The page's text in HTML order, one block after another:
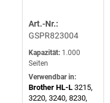
Art.-Nr.:
GSPR823004
Kapazität: 1.000
Seiten
Verwendbar in:
Brother HL-L 3215,
3220, 3240, 8230,